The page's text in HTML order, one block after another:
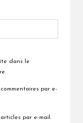
dans le
par e-
par e-mail.